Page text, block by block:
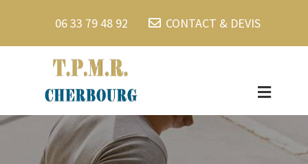
06 33 79 48 92 CONTACT & DEVIS